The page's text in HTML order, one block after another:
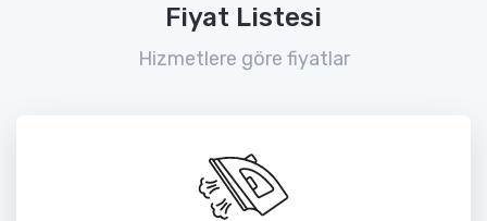
Fiyat Listesi
Hizmetlere göre fiyatlar